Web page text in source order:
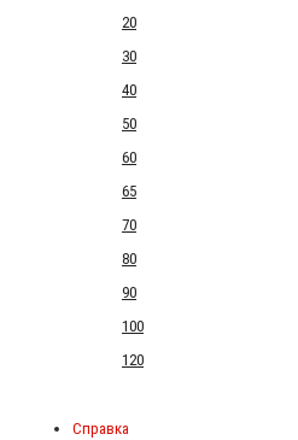
20
30
40
50
60
65
70
80
90
100
120
Справка